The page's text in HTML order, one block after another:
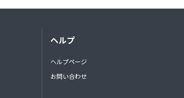
ヘルプ
ヘルプページ
お問い合わせ